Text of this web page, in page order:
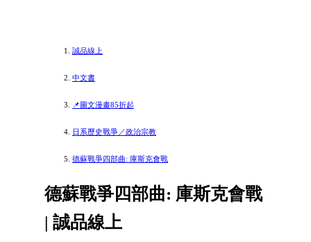
誠品線上
中文書
📌圖文漫畫85折起
日系歷史戰爭／政治宗教
德蘇戰爭四部曲: 庫斯克會戰
德蘇戰爭四部曲: 庫斯克會戰
| 誠品線上